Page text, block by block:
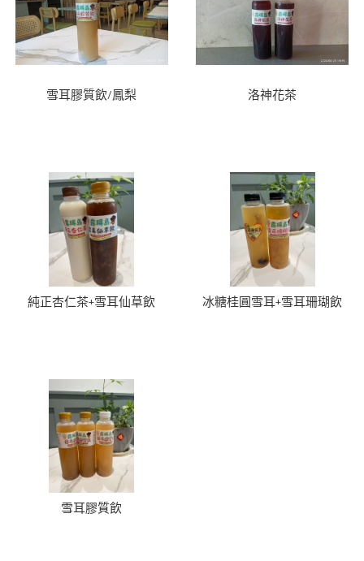
雪耳膠質飲/鳳梨 洛神花茶
純正杏仁茶+雪耳仙草飲 冰糖桂圓雪耳+雪耳珊瑚飲
雪耳膠質飲